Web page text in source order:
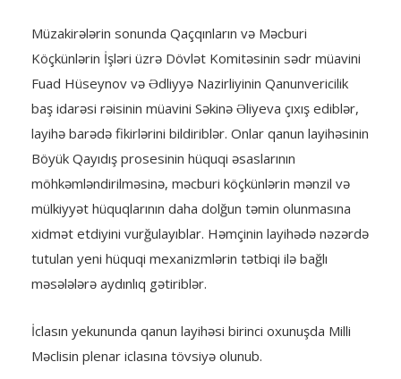
Müzakirələrin sonunda Qaçqınların və Məcburi
Köçkünlərin İşləri üzrə Dövlət Komitəsinin sədr müavini
Fuad Hüseynov və Ədliyyə Nazirliyinin Qanunvericilik
baş idarəsi rəisinin müavini Səkinə Əliyeva çıxış ediblər,
layihə barədə fikirlərini bildiriblər. Onlar qanun layihəsinin
Böyük Qayıdış prosesinin hüquqi əsaslarının
möhkəmləndirilməsinə, məcburi köçkünlərin mənzil və
mülkiyyət hüquqlarının daha dolğun təmin olunmasına
xidmət etdiyini vurğulayıblar. Həmçinin layihədə nəzərdə
tutulan yeni hüquqi mexanizmlərin tətbiqi ilə bağlı
məsələlərə aydınlıq gətiriblər.
İclasın yekununda qanun layihəsi birinci oxunuşda Milli
Məclisin plenar iclasına tövsiyə olunub.